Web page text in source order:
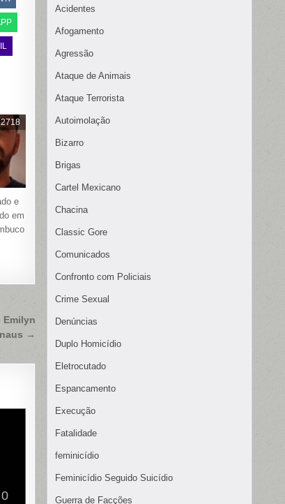
2718
e
em
Emilyn
→
0
Acidentes
Afogamento
Agressão
Ataque de Animais
Ataque Terrorista
Autoimolação
Bizarro
Brigas
Cartel Mexicano
Chacina
Classic Gore
Comunicados
Confronto com Policiais
Crime Sexual
Denúncias
Duplo Homicídio
Eletrocutado
Espancamento
Execução
Fatalidade
feminicídio
Feminicídio Seguido Suicídio
Guerra de Facções